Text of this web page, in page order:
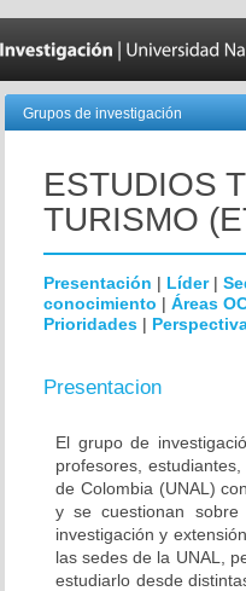
Grupos de investigación
ESTUDIOS
TURISMO
Presentación | Líder|
conocimiento | Áreas
Prioridades |
Presentacion
El grupo de
profesores,
de Colombia (UNAL)
y se cuestionan
investigación y
las sedes de la UNAL,
estudiarlo desde